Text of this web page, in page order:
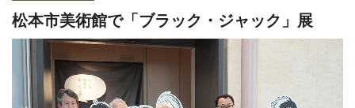
松本市美術館で「ブラック・ジャック」展